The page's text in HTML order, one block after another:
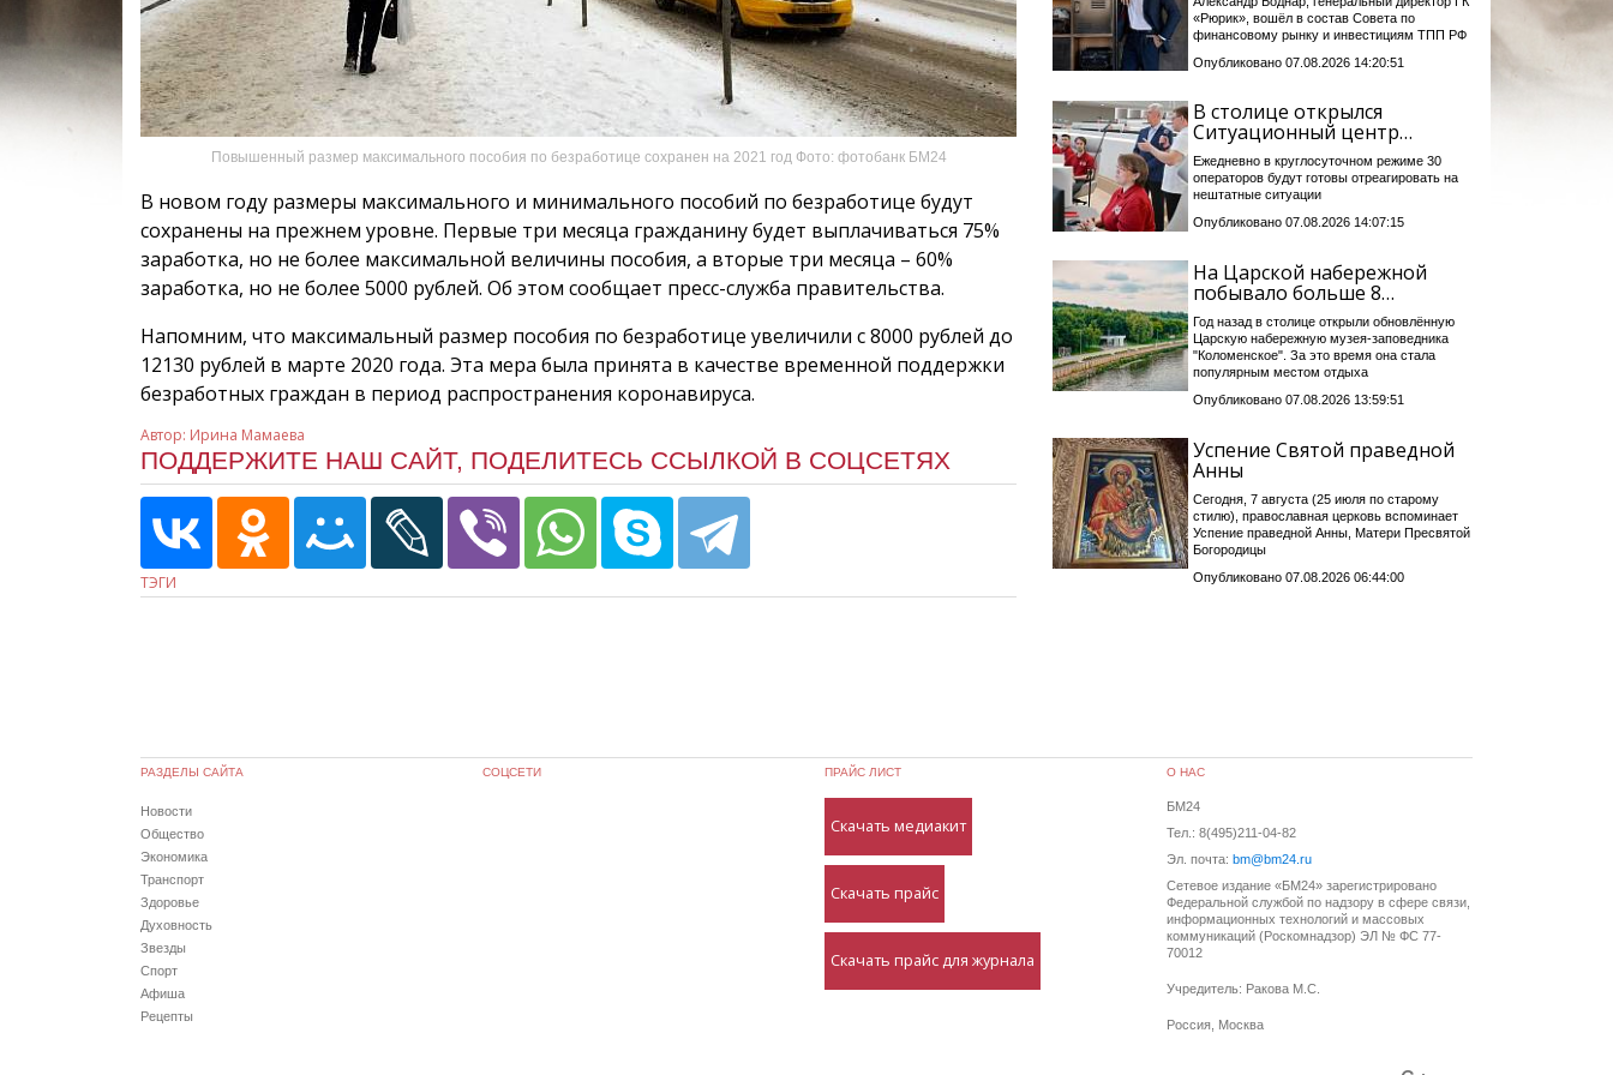
Повышенный размер максимального пособия по безработице сохранен на 2021 год Фото: фотобанк БМ24
В новом году размеры максимального и минимального пособий по безработице будут
сохранены на прежнем уровне. Первые три месяца гражданину будет выплачиваться 75%
заработка, но не более максимальной величины пособия, а вторые три месяца – 60%
заработка, но не более 5000 рублей. Об этом сообщает пресс-служба правительства.
Напомним, что максимальный размер пособия по безработице увеличили с 8000 рублей до
12130 рублей в марте 2020 года. Эта мера была принята в качестве временной поддержки
безработных граждан в период распространения коронавируса.
Автор: Ирина Мамаева
ПОДДЕРЖИТЕ НАШ САЙТ, ПОДЕЛИТЕСЬ ССЫЛКОЙ В СОЦСЕТЯХ
ТЭГИ
«Рюрик», вошёл в состав Совета по
финансовому рынку и инвестициям ТПП РФ
Опубликовано 07.08.2026 14:20:51
В столице открылся
Ситуационный центр…
Ежедневно в круглосуточном режиме 30
операторов будут готовы отреагировать на
нештатные ситуации
Опубликовано 07.08.2026 14:07:15
На Царской набережной
побывало больше 8…
Год назад в столице открыли обновлённую
Царскую набережную музея-заповедника
"Коломенское". За это время она стала
популярным местом отдыха
Опубликовано 07.08.2026 13:59:51
Успение Святой праведной
Анны
Сегодня, 7 августа (25 июля по старому
стилю), православная церковь вспоминает
Успение праведной Анны, Матери Пресвятой
Богородицы
Опубликовано 07.08.2026 06:44:00
РАЗДЕЛЫ САЙТА
Новости
Общество
Экономика
Транспорт
Здоровье
Духовность
Звезды
Спорт
Афиша
Рецепты
СОЦСЕТИ ПРАЙС ЛИСТ
Скачать медиакит
Скачать прайс
Скачать прайс для журнала
О НАС
БМ24
Тел.: 8(495)211-04-82
Эл. почта: bm@bm24.ru
Сетевое издание «БМ24» зарегистрировано
Федеральной службой по надзору в сфере связи,
информационных технологий и массовых
коммуникаций (Роскомнадзор) ЭЛ № ФС 77-
70012
Учредитель: Ракова М.С.
Россия, Москва